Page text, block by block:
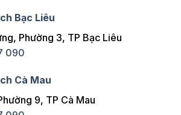
Bạc Liêu
Phường 3, TP Bạc Liêu
090
Cà Mau
9, TP Cà Mau